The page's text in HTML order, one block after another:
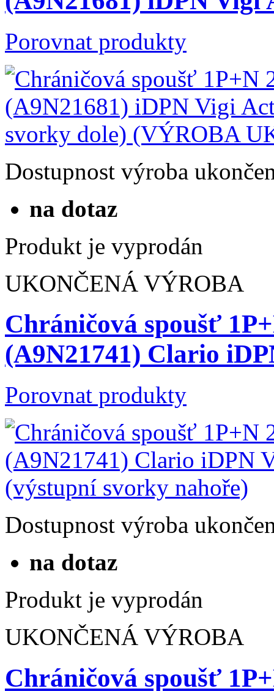
Porovnat produkty
Dostupnost výroba
na dotaz
Produkt je vyprodán
UKONČENÁ VÝROBA
Chráničová spoušť
(A9N21741) Clario
Porovnat produkty
Dostupnost výroba
na dotaz
Produkt je vyprodán
UKONČENÁ VÝROBA
Chráničová spoušť